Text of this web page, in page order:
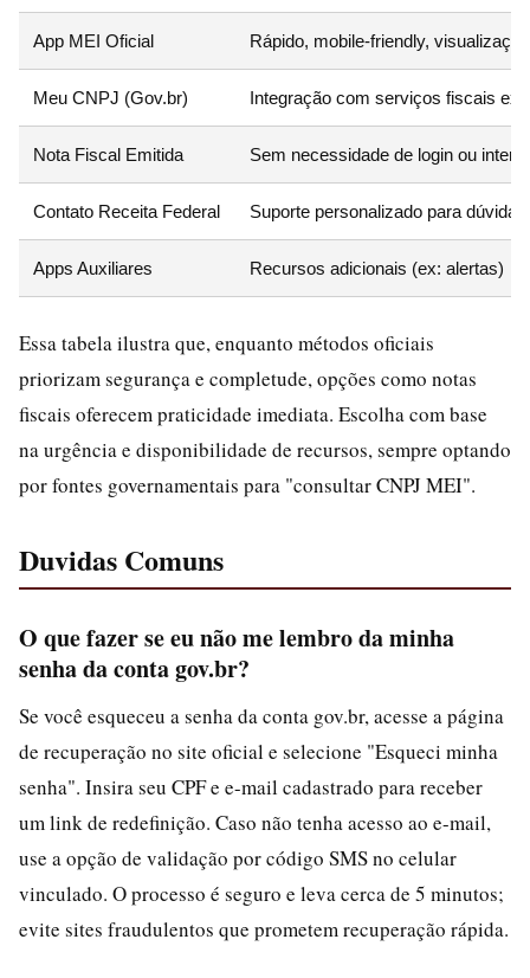
App MEI Oficial Rápido, mobile-friendly,
Meu CNPJ (Gov.br) Integração com serviços fiscais
Nota Fiscal Emitida Sem necessidade de login ou
Contato Receita Federal Suporte personalizado para dúvidas
Apps Auxiliares Recursos adicionais (ex: alertas)
Essa tabela ilustra que, enquanto métodos oficiais
priorizam segurança e completude, opções como notas
fiscais oferecem praticidade imediata. Escolha com base
na urgência e disponibilidade de recursos, sempre optando
por fontes governamentais para "consultar CNPJ MEI".
Duvidas Comuns
O que fazer se eu não me lembro da minha
senha da conta gov.br?
Se você esqueceu a senha da conta gov.br, acesse a página
de recuperação no site oficial e selecione "Esqueci minha
senha". Insira seu CPF e e-mail cadastrado para receber
um link de redefinição. Caso não tenha acesso ao e-mail,
use a opção de validação por código SMS no celular
vinculado. O processo é seguro e leva cerca de 5 minutos;
evite sites fraudulentos que prometem recuperação rápida.